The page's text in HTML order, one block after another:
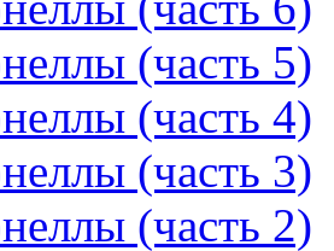
(часть 5)
(часть 4)
(часть 3)
(часть 2)